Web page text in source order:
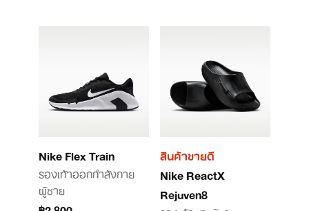
Nike Flex Train
รองเท้าออกกำลังกาย
ผู้ชาย
สินค้าขายดี
Nike ReactX
Rejuven8